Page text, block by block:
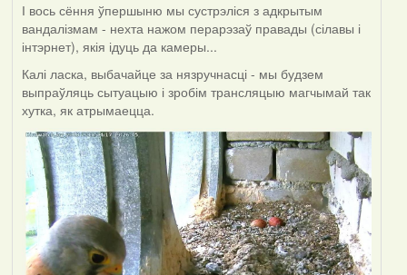
І вось сёння ўпершыню мы сустрэліся з адкрытым
вандалізмам - нехта нажом перарэзаў правады (сілавы і
інтэрнет), якія ідуць да камеры...
Калі ласка, выбачайце за нязручнасці - мы будзем
выпраўляць сытуацыю і зробім трансляцыю магчымай так
хутка, як атрымаецца.